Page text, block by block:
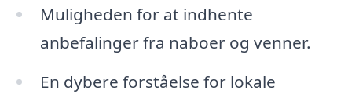
Muligheden for at indhente
anbefalinger fra naboer og venner.
En dybere forståelse for lokale